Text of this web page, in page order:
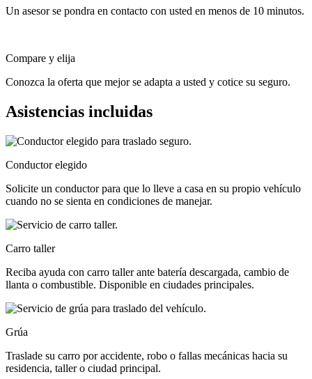
Un asesor se pondra en contacto con usted en menos de 10 minutos.
Compare y elija
Conozca la oferta que mejor se adapta a usted y cotice su seguro.
Asistencias incluidas
Conductor elegido
Solicite un conductor para que lo lleve a casa en su propio vehículo
cuando no se sienta en condiciones de manejar.
Carro taller
Reciba ayuda con carro taller ante batería descargada, cambio de
llanta o combustible. Disponible en ciudades principales.
Grúa
Traslade su carro por accidente, robo o fallas mecánicas hacia su
residencia, taller o ciudad principal.